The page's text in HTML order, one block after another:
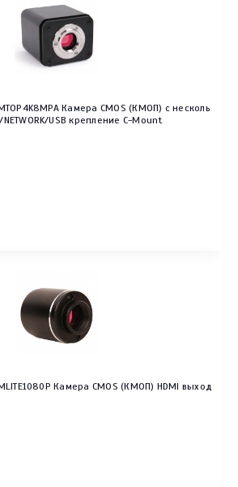
Камера CMOS (КМОП) с несколь
USB крепление C-Mount
Камера CMOS (КМОП) HDMI выход